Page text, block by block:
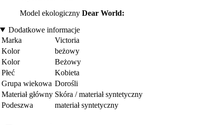
Model ekologiczny Dear World:
Dodatkowe informacje
Marka
Victoria
Kolor
beżowy
Kolor
Beżowy
Płeć
Kobieta
Grupa wiekowa Dorośli
Materiał główny Skóra / materiał syntetyczny
Podeszwa
materiał syntetyczny